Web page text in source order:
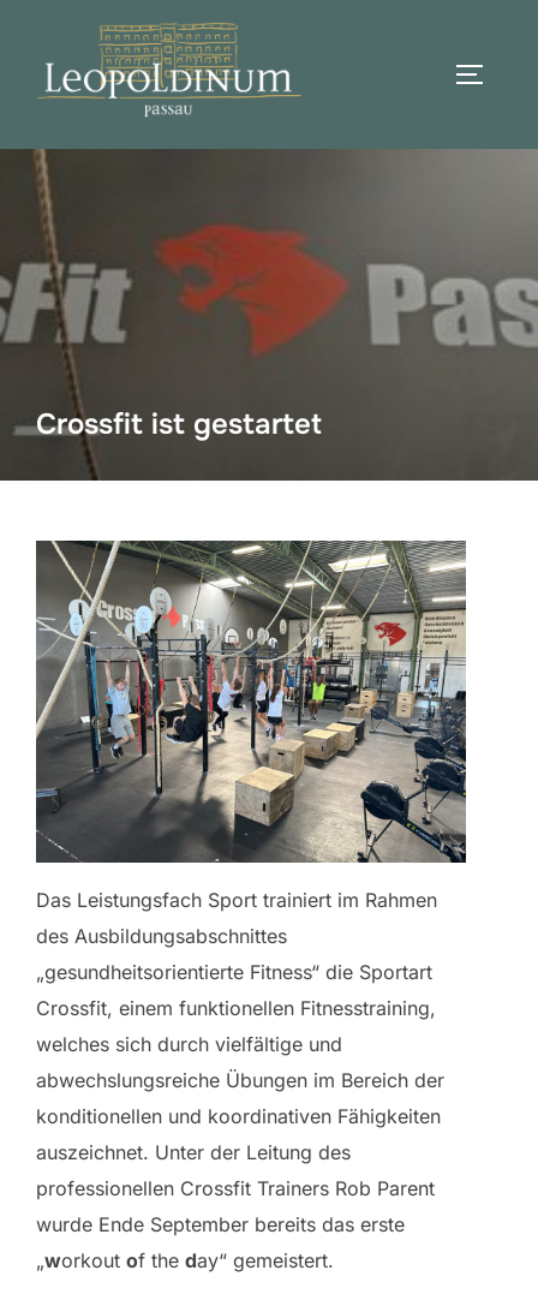
springen
Suchen
Crossfit ist gestartet
Das Leistungsfach Sport trainiert im Rahmen
des Ausbildungsabschnittes
„gesundheitsorientierte Fitness“ die Sportart
Crossfit, einem funktionellen Fitnesstraining,
welches sich durch vielfältige und
abwechslungsreiche Übungen im Bereich der
konditionellen und koordinativen Fähigkeiten
auszeichnet. Unter der Leitung des
professionellen Crossfit Trainers Rob Parent
wurde Ende September bereits das erste
„workout of the day“ gemeistert.